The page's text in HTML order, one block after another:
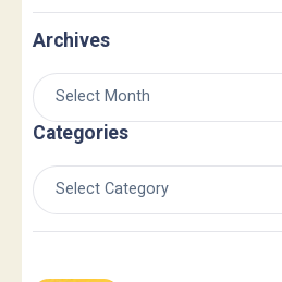
Archives
Categories